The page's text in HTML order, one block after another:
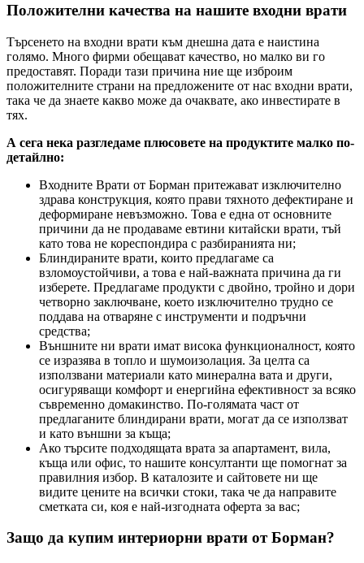
Положителни качества на нашите входни врати
Търсенето на входни врати към днешна дата е наистина
голямо. Много фирми обещават качество, но малко ви го
предоставят. Поради тази причина ние ще изброим
положителните страни на предложените от нас входни врати,
така че да знаете какво може да очаквате, ако инвестирате в
тях.
А сега нека разгледаме плюсовете на продуктите малко по-
детайлно:
Входните Врати от Борман притежават изключително
здрава конструкция, която прави тяхното дефектиране и
деформиране невъзможно. Това е една от основните
причини да не продаваме евтини китайски врати, тъй
като това не кореспондира с разбиранията ни;
Блиндираните врати, които предлагаме са
взломоустойчиви, а това е най-важната причина да ги
изберете. Предлагаме продукти с двойно, тройно и дори
четворно заключване, което изключително трудно се
поддава на отваряне с инструменти и подръчни
средства;
Външните ни врати имат висока функционалност, която
се изразява в топло и шумоизолация. За целта са
използвани материали като минерална вата и други,
осигуряващи комфорт и енергийна ефективност за всяко
съвременно домакинство. По-голямата част от
предлаганите блиндирани врати, могат да се използват
и като външни за къща;
Ако търсите подходящата врата за апартамент, вила,
къща или офис, то нашите консултанти ще помогнат за
правилния избор. В каталозите и сайтовете ни ще
видите цените на всички стоки, така че да направите
сметката си, коя е най-изгодната оферта за вас;
Защо да купим интериорни врати от Борман?